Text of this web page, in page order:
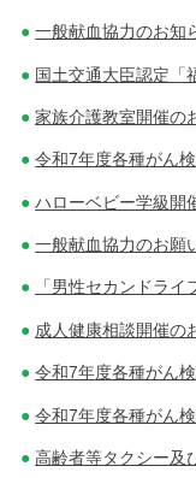
一般献血協力のお知
国土交通大臣認定「
家族介護教室開催の
令和7年度各種がん
ハローベビー学級開
一般献血協力のお願
「男性セカンドラ
成人健康相談開催の
令和7年度各種がん
令和7年度各種がん
高齢者等タクシー及